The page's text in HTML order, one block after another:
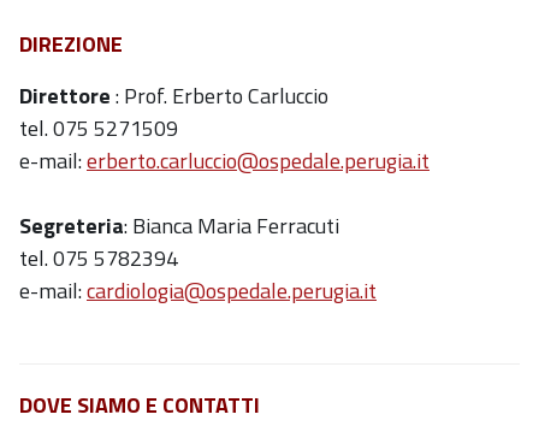
DIREZIONE
Direttore: Prof. Erberto Carluccio
tel. 075 5271509
e-mail:erberto.carluccio@ospedale.perugia.it
Segreteria: Bianca Maria Ferracuti
tel. 075 5782394
e-mail:cardiologia@ospedale.perugia.it
DOVE SIAMO E CONTATTI